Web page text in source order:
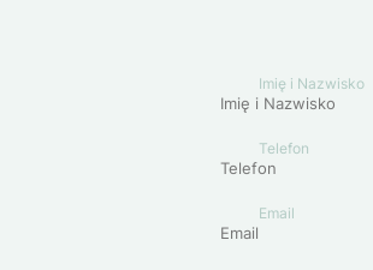
Imię i Nazwisko
Telefon
Email